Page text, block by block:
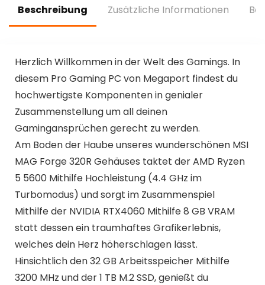
3.2×2,Type
Beschreibung Zusätzliche Informationen
Herzlich Willkommen in der Welt des Gamings. In
diesem Pro Gaming PC von Megaport findest du
hochwertigste Komponenten in genialer
Zusammenstellung um all deinen
Gamingansprüchen gerecht zu werden.
Am Boden der Haube unseres wunderschönen MSI
MAG Forge 320R Gehäuses taktet der AMD Ryzen
5 5600 Mithilfe Hochleistung (4.4 GHz im
Turbomodus) und sorgt im Zusammenspiel
Mithilfe der NVIDIA RTX4060 Mithilfe 8 GB VRAM
statt dessen ein traumhaftes Grafikerlebnis,
welches dein Herz höherschlagen lässt.
Hinsichtlich den 32 GB Arbeitsspeicher Mithilfe
3200 MHz und der 1 TB M.2 SSD, genießt du